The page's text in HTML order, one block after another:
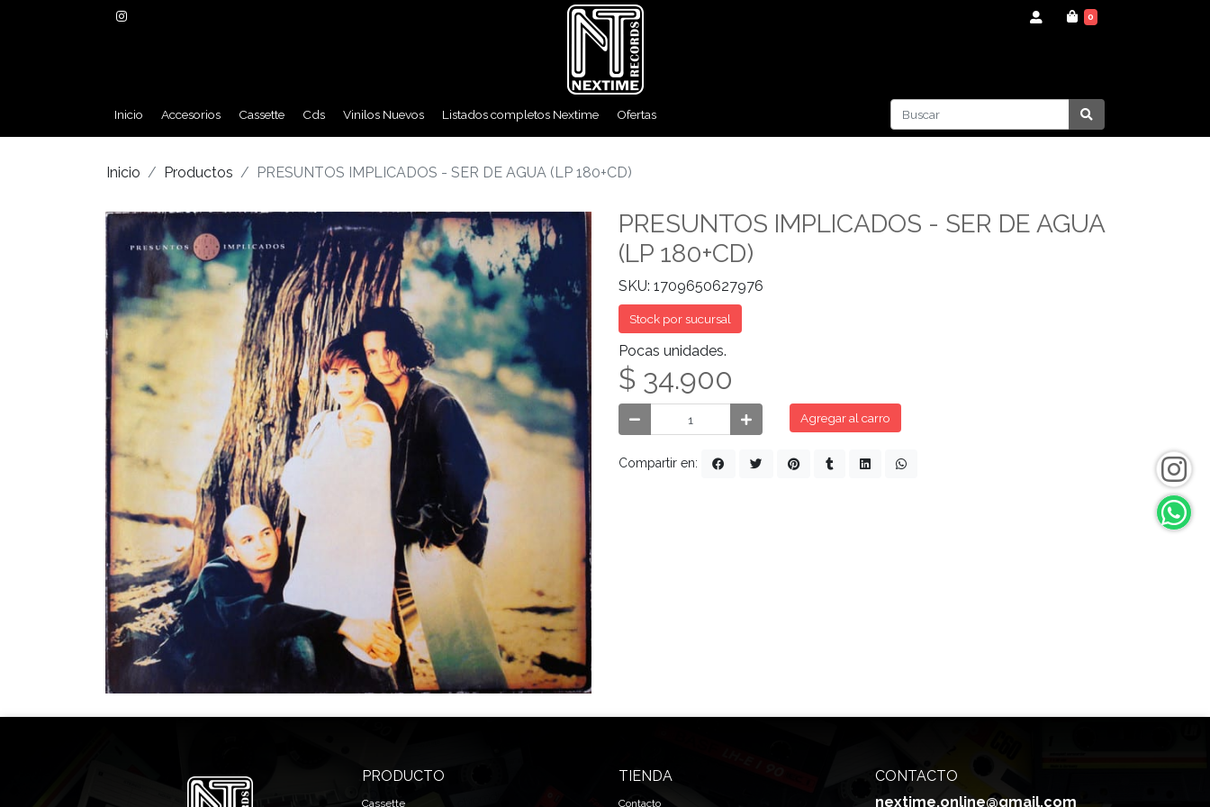
0
Inicio Accesorios Cassette Cds Vinilos Nuevos Listados completos Nextime Ofertas
Inicio Productos PRESUNTOS IMPLICADOS - SER DE AGUA (LP 180+CD)
PRESUNTOS IMPLICADOS - SER DE AGUA
(LP 180+CD)
SKU: 1709650627976
Stock por sucursal
Pocas unidades.
$ 34.900
Agregar al carro
Compartir en:
PRODUCTO
Cassette
TIENDA
Contacto
CONTACTO
nextime.online@gmail.com